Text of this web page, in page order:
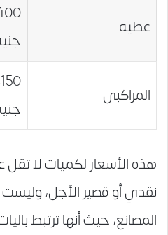
عطيه
المراكبى
نقدي أو قصير الأجل، وليست
المصانع، حيث أنها ترتبط